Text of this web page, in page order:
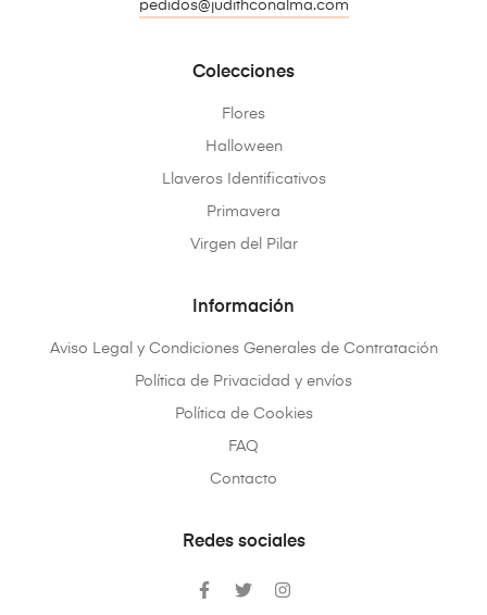
pedidos@judithconalma.com
Colecciones
Flores
Halloween
Llaveros Identificativos
Primavera
Virgen del Pilar
Información
Aviso Legal y Condiciones Generales de Contratación
Política de Privacidad y envíos
Política de Cookies
FAQ
Contacto
Redes sociales